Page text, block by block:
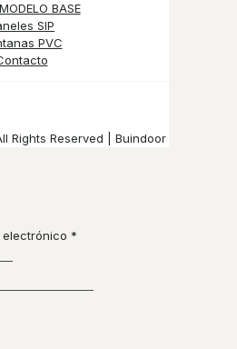
MODELO BASE
SIP
PVC
Rights Reserved | Buindoor
*